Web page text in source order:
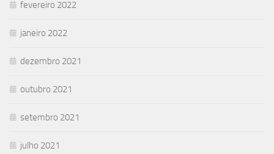
fevereiro 2022
janeiro 2022
dezembro 2021
outubro 2021
setembro 2021
julho 2021